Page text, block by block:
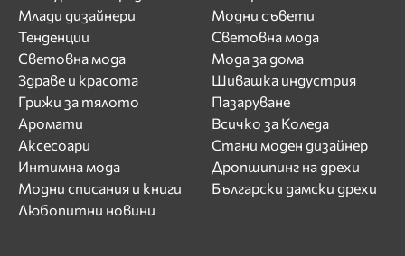
Млади дизайнери
Тенденции
Световна мода
Здраве и красота
Грижи за тялото
Аромати
Аксесоари
Интимна мода
Модни списания и книги
Любопитни новини
Модни съвети
Световна мода
Мода за дома
Шивашка индустрия
Пазаруване
Всичко за Коледа
Стани моден дизайнер
Дропшипинг на дрехи
Български дамски дрехи